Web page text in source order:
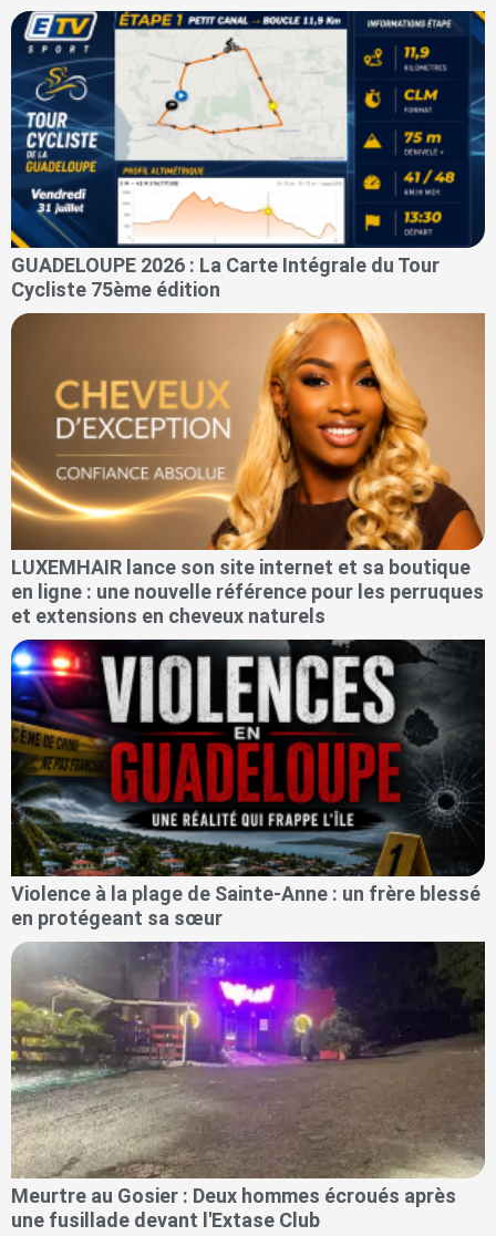
GUADELOUPE 2026 : La Carte Intégrale du Tour
Cycliste 75ème édition
LUXEMHAIR lance son site internet et sa boutique
en ligne : une nouvelle référence pour les perruques
et extensions en cheveux naturels
Violence à la plage de Sainte-Anne : un frère blessé
en protégeant sa sœur
Meurtre au Gosier : Deux hommes écroués après
une fusillade devant l'Extase Club